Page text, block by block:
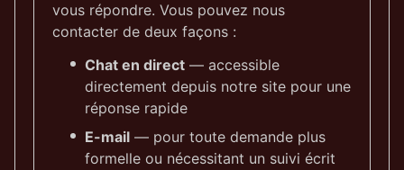
vous répondre. Vous pouvez nous
contacter de deux façons :
Chat en direct — accessible
directement depuis notre site pour une
réponse rapide
E-mail — pour toute demande plus
formelle ou nécessitant un suivi écrit